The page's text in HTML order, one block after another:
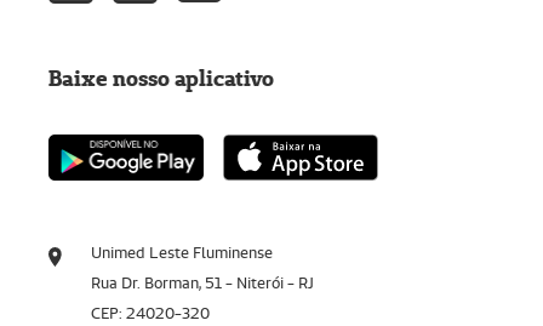
Unimed Leste Fluminense
Rua Dr. Borman, 51 - Niterói - RJ
CEP: 24020-320
Baixe nosso aplicativo